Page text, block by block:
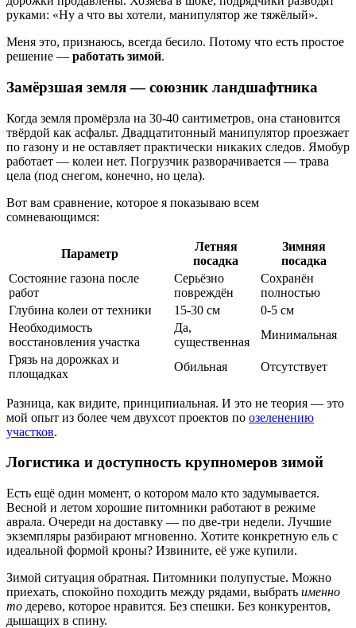
руками: «Ну а что вы хотели, манипулятор же тяжёлый».
Меня это, признаюсь, всегда бесило. Потому что есть простое
решение — работать зимой.
Замёрзшая земля — союзник ландшафтника
Когда земля промёрзла на 30-40 сантиметров, она становится
твёрдой как асфальт. Двадцатитонный манипулятор проезжает
по газону и не оставляет практически никаких следов. Ямобур
работает — колеи нет. Погрузчик разворачивается — трава
цела (под снегом, конечно, но цела).
Вот вам сравнение, которое я показываю всем
сомневающимся:
Параметр
Летняя
посадка
Зимняя
посадка
Состояние газона после
работ
Серьёзно
повреждён
Сохранён
полностью
Глубина колеи от техники
15-30 см
0-5 см
Необходимость
восстановления участка
Да,
существенная
Минимальная
Грязь на дорожках и
площадках
Обильная Отсутствует
Разница, как видите, принципиальная. И это не теория — это
мой опыт из более чем двухсот проектов по озеленению
участков.
Логистика и доступность крупномеров зимой
Есть ещё один момент, о котором мало кто задумывается.
Весной и летом хорошие питомники работают в режиме
аврала. Очереди на доставку — по две-три недели. Лучшие
экземпляры разбирают мгновенно. Хотите конкретную ель с
идеальной формой кроны? Извините, её уже купили.
Зимой ситуация обратная. Питомники полупустые. Можно
приехать, спокойно походить между рядами, выбрать именно
то дерево, которое нравится. Без спешки. Без конкурентов,
дышащих в спину.